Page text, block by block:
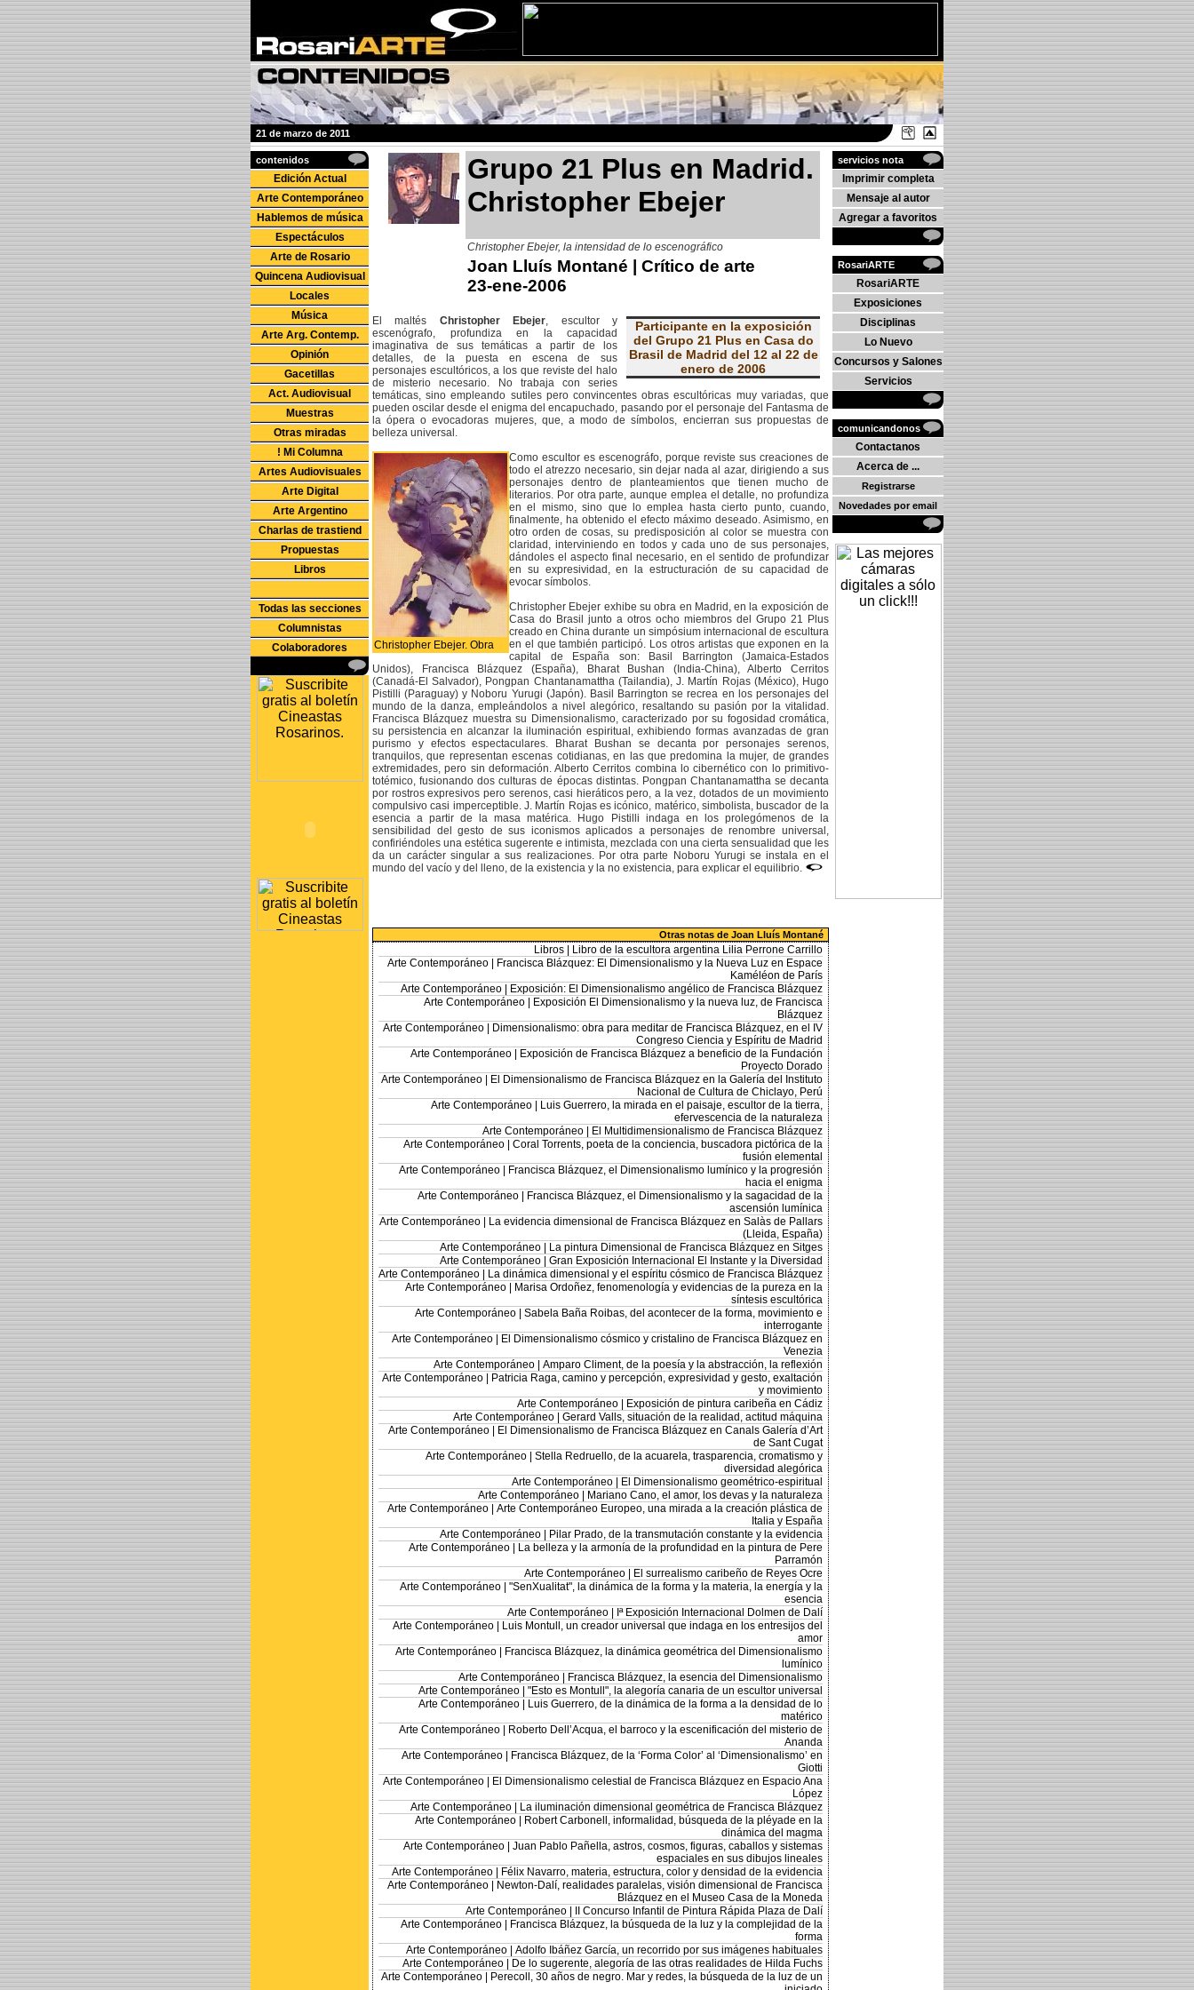
21 de marzo de 2011
contenidos
Edición Actual
Arte Contemporáneo
Hablemos de música
Espectáculos
Arte de Rosario
Quincena Audiovisual
Locales
Música
Arte Arg. Contemp.
Opinión
Gacetillas
Act. Audiovisual
Muestras
Otras miradas
! Mi Columna
Artes Audiovisuales
Arte Digital
Arte Argentino
Charlas de trastiend
Propuestas
Libros
Todas las secciones
Columnistas
Colaboradores
Grupo 21 Plus en Madrid.
Christopher Ebejer
Christopher Ebejer, la intensidad de lo escenográfico
Joan Lluís Montané | Crítico de arte
23-ene-2006
Participante en la exposición
del Grupo 21 Plus en Casa do
Brasil de Madrid del 12 al 22 de
enero de 2006
El maltés Christopher Ebejer, escultor y
escenógrafo, profundiza en la capacidad
imaginativa de sus temáticas a partir de los
detalles, de la puesta en escena de sus
personajes escultóricos, a los que reviste del halo
de misterio necesario. No trabaja con series
temáticas, sino empleando sutiles pero convincentes obras escultóricas muy variadas, que
pueden oscilar desde el enigma del encapuchado, pasando por el personaje del Fantasma de
la ópera o evocadoras mujeres, que, a modo de símbolos, encierran sus propuestas de
belleza universal.
Christopher Ebejer. Obra
Como escultor es escenográfo, porque reviste sus creaciones de
todo el atrezzo necesario, sin dejar nada al azar, dirigiendo a sus
personajes dentro de planteamientos que tienen mucho de
literarios. Por otra parte, aunque emplea el detalle, no profundiza
en el mismo, sino que lo emplea hasta cierto punto, cuando,
finalmente, ha obtenido el efecto máximo deseado. Asimismo, en
otro orden de cosas, su predisposición al color se muestra con
claridad, interviniendo en todos y cada uno de sus personajes,
dándoles el aspecto final necesario, en el sentido de profundizar
en su expresividad, en la estructuración de su capacidad de
evocar símbolos.
Christopher Ebejer exhibe su obra en Madrid, en la exposición de
Casa do Brasil junto a otros ocho miembros del Grupo 21 Plus
creado en China durante un simpósium internacional de escultura
en el que también participó. Los otros artistas que exponen en la
capital de España son: Basil Barrington (Jamaica-Estados
Unidos), Francisca Blázquez (España), Bharat Bushan (India-China), Alberto Cerritos
(Canadá-El Salvador), Pongpan Chantanamattha (Tailandia), J. Martín Rojas (México), Hugo
Pistilli (Paraguay) y Noboru Yurugi (Japón). Basil Barrington se recrea en los personajes del
mundo de la danza, empleándolos a nivel alegórico, resaltando su pasión por la vitalidad.
Francisca Blázquez muestra su Dimensionalismo, caracterizado por su fogosidad cromática,
su persistencia en alcanzar la iluminación espiritual, exhibiendo formas avanzadas de gran
purismo y efectos espectaculares. Bharat Bushan se decanta por personajes serenos,
tranquilos, que representan escenas cotidianas, en las que predomina la mujer, de grandes
extremidades, pero sin deformación. Alberto Cerritos combina lo cibernético con lo primitivo-
totémico, fusionando dos culturas de épocas distintas. Pongpan Chantanamattha se decanta
por rostros expresivos pero serenos, casi hieráticos pero, a la vez, dotados de un movimiento
compulsivo casi imperceptible. J. Martín Rojas es icónico, matérico, simbolista, buscador de la
esencia a partir de la masa matérica. Hugo Pistilli indaga en los prolegómenos de la
sensibilidad del gesto de sus iconismos aplicados a personajes de renombre universal,
confiriéndoles una estética sugerente e intimista, mezclada con una cierta sensualidad que les
da un carácter singular a sus realizaciones. Por otra parte Noboru Yurugi se instala en el
mundo del vacío y del lleno, de la existencia y la no existencia, para explicar el equilibrio.
Otras notas de Joan Lluís Montané
Libros |
Libro de la escultora argentina Lilia Perrone Carrillo
Arte Contemporáneo |
Francisca Blázquez: El Dimensionalismo y la Nueva Luz en Espace
Kaméléon de París
Arte Contemporáneo |
Exposición: El Dimensionalismo angélico de Francisca Blázquez
Arte Contemporáneo |
Exposición El Dimensionalismo y la nueva luz, de Francisca
Blázquez
Arte Contemporáneo |
Dimensionalismo: obra para meditar de Francisca Blázquez, en el IV
Congreso Ciencia y Espíritu de Madrid
Arte Contemporáneo |
Exposición de Francisca Blázquez a beneficio de la Fundación
Proyecto Dorado
Arte Contemporáneo |
El Dimensionalismo de Francisca Blázquez en la Galería del Instituto
Nacional de Cultura de Chiclayo, Perú
Arte Contemporáneo |
Luis Guerrero, la mirada en el paisaje, escultor de la tierra,
efervescencia de la naturaleza
Arte Contemporáneo |
El Multidimensionalismo de Francisca Blázquez
Arte Contemporáneo | Coral Torrents, poeta de la conciencia, buscadora pictórica de la
fusión elemental
Arte Contemporáneo |
Francisca Blázquez, el Dimensionalismo lumínico y la progresión
hacia el enigma
Arte Contemporáneo |
Francisca Blázquez, el Dimensionalismo y la sagacidad de la
ascensión lumínica
Arte Contemporáneo |
La evidencia dimensional de Francisca Blázquez en Salàs de Pallars
(Lleida, España)
Arte Contemporáneo |
La pintura Dimensional de Francisca Blázquez en Sitges
Arte Contemporáneo | Gran Exposición Internacional El Instante y la Diversidad
Arte Contemporáneo |
La dinámica dimensional y el espíritu cósmico de Francisca Blázquez
Arte Contemporáneo |
Marisa Ordoñez, fenomenología y evidencias de la pureza en la
síntesis escultórica
Arte Contemporáneo | Sabela Baña Roibas, del acontecer de la forma, movimiento e
interrogante
Arte Contemporáneo |
El Dimensionalismo cósmico y cristalino de Francisca Blázquez en
Venezia
Arte Contemporáneo | Amparo Climent, de la poesía y la abstracción, la reflexión
Arte Contemporáneo |
Patricia Raga, camino y percepción, expresividad y gesto, exaltación
y movimiento
Arte Contemporáneo |
Exposición de pintura caribeña en Cádiz
Arte Contemporáneo | Gerard Valls, situación de la realidad, actitud máquina
Arte Contemporáneo |
El Dimensionalismo de Francisca Blázquez en Canals Galería d’Art
de Sant Cugat
Arte Contemporáneo | Stella Redruello, de la acuarela, trasparencia, cromatismo y
diversidad alegórica
Arte Contemporáneo |
El Dimensionalismo geométrico-espiritual
Arte Contemporáneo |
Mariano Cano, el amor, los devas y la naturaleza
Arte Contemporáneo | Arte Contemporáneo Europeo, una mirada a la creación plástica de
Italia y España
Arte Contemporáneo |
Pilar Prado, de la transmutación constante y la evidencia
Arte Contemporáneo |
La belleza y la armonía de la profundidad en la pintura de Pere
Parramón
Arte Contemporáneo |
El surrealismo caribeño de Reyes Ocre
Arte Contemporáneo | "SenXualitat", la dinámica de la forma y la materia, la energía y la
esencia
Arte Contemporáneo |
Iª Exposición Internacional Dolmen de Dalí
Arte Contemporáneo |
Luis Montull, un creador universal que indaga en los entresijos del
amor
Arte Contemporáneo |
Francisca Blázquez, la dinámica geométrica del Dimensionalismo
lumínico
Arte Contemporáneo |
Francisca Blázquez, la esencia del Dimensionalismo
Arte Contemporáneo | "Esto es Montull", la alegoría canaria de un escultor universal
Arte Contemporáneo |
Luis Guerrero, de la dinámica de la forma a la densidad de lo
matérico
Arte Contemporáneo |
Roberto Dell’Acqua, el barroco y la escenificación del misterio de
Ananda
Arte Contemporáneo |
Francisca Blázquez, de la ‘Forma Color’ al ‘Dimensionalismo’ en
Giotti
Arte Contemporáneo |
El Dimensionalismo celestial de Francisca Blázquez en Espacio Ana
López
Arte Contemporáneo |
La iluminación dimensional geométrica de Francisca Blázquez
Arte Contemporáneo |
Robert Carbonell, informalidad, búsqueda de la pléyade en la
dinámica del magma
Arte Contemporáneo | Juan Pablo Pañella, astros, cosmos, figuras, caballos y sistemas
espaciales en sus dibujos lineales
Arte Contemporáneo |
Félix Navarro, materia, estructura, color y densidad de la evidencia
Arte Contemporáneo |
Newton-Dalí, realidades paralelas, visión dimensional de Francisca
Blázquez en el Museo Casa de la Moneda
Arte Contemporáneo |
II Concurso Infantil de Pintura Rápida Plaza de Dalí
Arte Contemporáneo |
Francisca Blázquez, la búsqueda de la luz y la complejidad de la
forma
Arte Contemporáneo | Adolfo Ibáñez García, un recorrido por sus imágenes habituales
Arte Contemporáneo |
De lo sugerente, alegoría de las otras realidades de Hilda Fuchs
Arte Contemporáneo |
Perecoll, 30 años de negro. Mar y redes, la búsqueda de la luz de un
servicios nota
Imprimir completa
Mensaje al autor
Agregar a favoritos
RosariARTE
RosariARTE
Exposiciones
Disciplinas
Lo Nuevo
Concursos y Salones
Servicios
comunicandonos
Contactanos
Acerca de ...
Registrarse
Novedades por email